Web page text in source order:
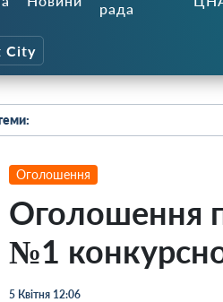
рада
City
Оголошення
Оголошення
№1
5 Квітня 12:06